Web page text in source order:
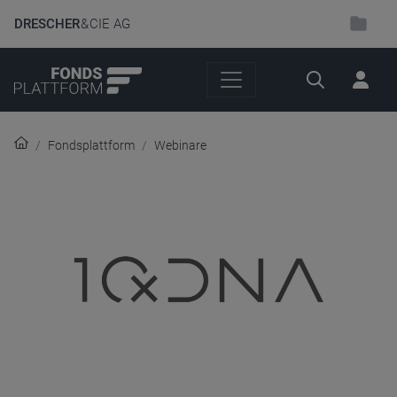
DRESCHER& CIE AG
Suche
Fondsplattform Webinare